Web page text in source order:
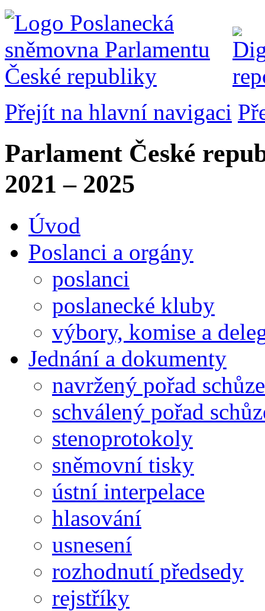
Přejít na hlavní navigaci
Parlament České
2021 – 2025
Úvod
Poslanci a orgány
poslanci
poslanecké kluby
výbory, komise a
Jednání a dokumenty
navržený pořad schůze
schválený pořad
stenoprotokoly
sněmovní tisky
ústní interpelace
hlasování
usnesení
rozhodnutí předsedy
rejstříky